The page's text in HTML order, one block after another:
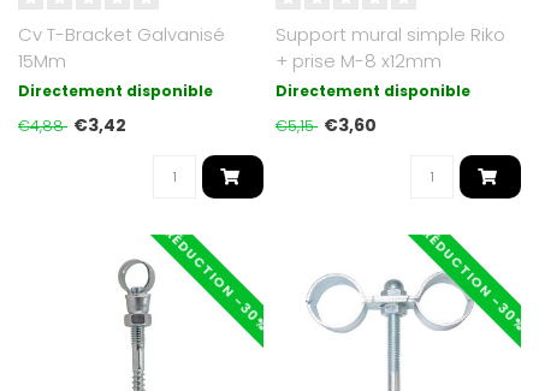
Cv T-Bracket Galvanisé
15Mm
Directement disponible
€4,88 €3,42
Support mural simple Riko
+ prise M-8 x12mm
Directement disponible
€5,15 €3,60
RÉDUCTION -30% RÉDUCTION -30%